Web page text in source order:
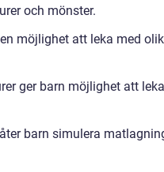
och mönster.
möjlighet att leka med
ger barn möjlighet att
barn simulera